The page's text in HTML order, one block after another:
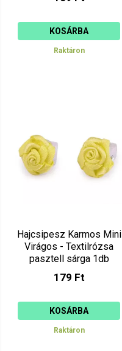
KOSÁRBA
Raktáron
Hajcsipesz Karmos Mini
Virágos - Textilrózsa
pasztell sárga 1db
179 Ft
KOSÁRBA
Raktáron